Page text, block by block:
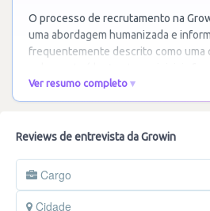
O processo de recrutamento na
uma abordagem humanizada e
frequentemente descrito como uma
Ver resumo completo
Reviews de entrevista da Growin
Cargo
Cidade